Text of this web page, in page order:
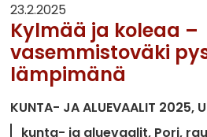
23.2.2025
Kylmää ja koleaa –
vasemmistoväki
lämpimänä
KUNTA- JA ALUEVAALIT 2025
kunta- ja aluevaalit Pori